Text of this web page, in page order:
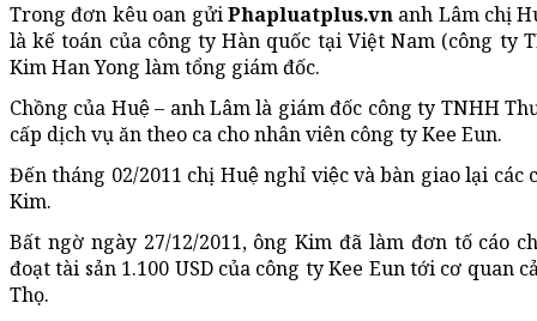
Trong đơn kêu oan gửiPhapluatplus.vnanh Lâm chị
là kế toán của công ty Hàn quốc tại Việt Nam (công ty
Kim Han Yong làm tổng giám đốc.
Chồng của Huệ – anh Lâm là giám đốc công ty TNHH
cấp dịch vụ ăn theo ca cho nhân viên công ty Kee Eun.
Đến tháng 02/2011 chị Huệ nghỉ việc và bàn giao lại các
Kim.
Bất ngờ ngày 27/12/2011, ông Kim đã làm đơn tố cáo
đoạt tài sản 1.100 USD của công ty Kee Eun tới cơ quan
Thọ.